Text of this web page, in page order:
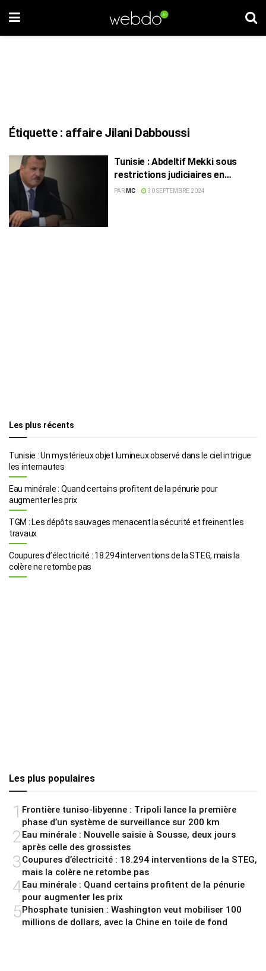
Étiquette : affaire Jilani Dabboussi
Tunisie : Abdeltif Mekki sous
restrictions judiciaires en
attente de sa prochaine audience
PAR MC 30 SEPTEMBRE 2024
Les plus récents
Tunisie : Un mystérieux objet lumineux observé dans le ciel intrigue
les internautes
Eau minérale : Quand certains profitent de la pénurie pour
augmenter les prix
TGM : Les dépôts sauvages menacent la sécurité et freinent les
travaux
Coupures d’électricité : 18.294 interventions de la STEG, mais la
colère ne retombe pas
Les plus populaires
1 Frontière tuniso-libyenne : Tripoli lance la première
phase d’un système de surveillance sur 200 km
2 Eau minérale : Nouvelle saisie à Sousse, deux jours
après celle des grossistes
3Coupures d’électricité : 18.294 interventions de la STEG,
mais la colère ne retombe pas
4Eau minérale : Quand certains profitent de la pénurie
pour augmenter les prix
5Phosphate tunisien : Washington veut mobiliser 100
millions de dollars, avec la Chine en toile de fond